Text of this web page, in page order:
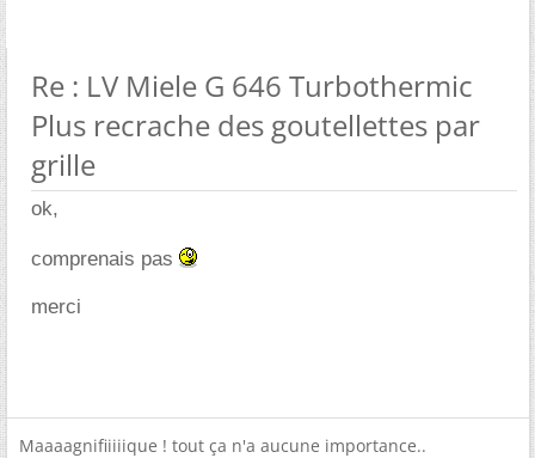
Re : LV Miele G 646 Turbothermic
Plus recrache des goutellettes par
grille
ok,
comprenais pas
merci
Maaaagnifiiiiique ! tout ça n'a aucune importance..